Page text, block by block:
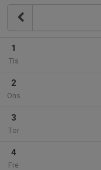
1
Tis
2
Ons
3
Tor
4
Fre